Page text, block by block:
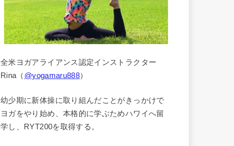
全米ヨガアライアンス認定インストラクター
Rina（ @yogamaru888）
幼少期に新体操に取り組んだことがきっかけで
ヨガをやり始め、本格的に学ぶためハワイへ留
学し、RYT200を取得する。